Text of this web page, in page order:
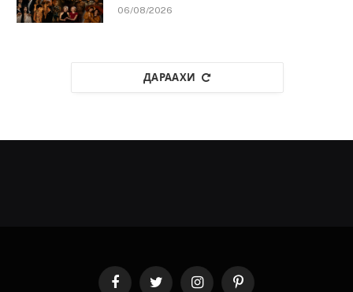
06/08/2026
ДАРААХИ
FacebookTwitter InstagramPinterest